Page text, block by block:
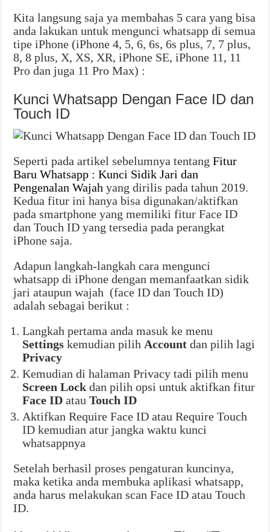
Kita langsung saja ya membahas 5 cara yang bisa
anda lakukan untuk mengunci whatsapp di semua
tipe iPhone (iPhone 4, 5, 6, 6s, 6s plus, 7, 7 plus,
8, 8 plus, X, XS, XR, iPhone SE, iPhone 11, 11
Pro dan juga 11 Pro Max) :
Kunci Whatsapp Dengan Face ID dan
Touch ID
Seperti pada artikel sebelumnya tentangFitur
Baru Whatsapp : Kunci Sidik Jari dan
Pengenalan Wajah yang dirilis pada tahun 2019.
Kedua fitur ini hanya bisa digunakan/aktifkan
pada smartphone yang memiliki fitur Face ID
dan Touch ID yang tersedia pada perangkat
iPhone saja.
Adapun langkah-langkah cara mengunci
whatsapp di iPhone dengan memanfaatkan sidik
jari ataupun wajah (face ID dan Touch ID)
adalah sebagai berikut :
Langkah pertama anda masuk ke menu
Settings kemudian pilih Account dan pilih lagi
Privacy
Kemudian di halaman Privacy tadi pilih menu
Screen Lock dan pilih opsi untuk aktifkan fitur
Face ID atauTouch ID
Aktifkan Require Face ID atau Require Touch
ID kemudian atur jangka waktu kunci
whatsappnya
Setelah berhasil proses pengaturan kuncinya,
maka ketika anda membuka aplikasi whatsapp,
anda harus melakukan scan Face ID atau Touch
ID.